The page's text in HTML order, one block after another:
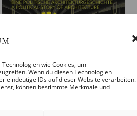
wie Cookies, um
Wenn du diesen Technologien
eindeutige IDs auf dieser Website verarbeiten.
können bestimmte Merkmale und